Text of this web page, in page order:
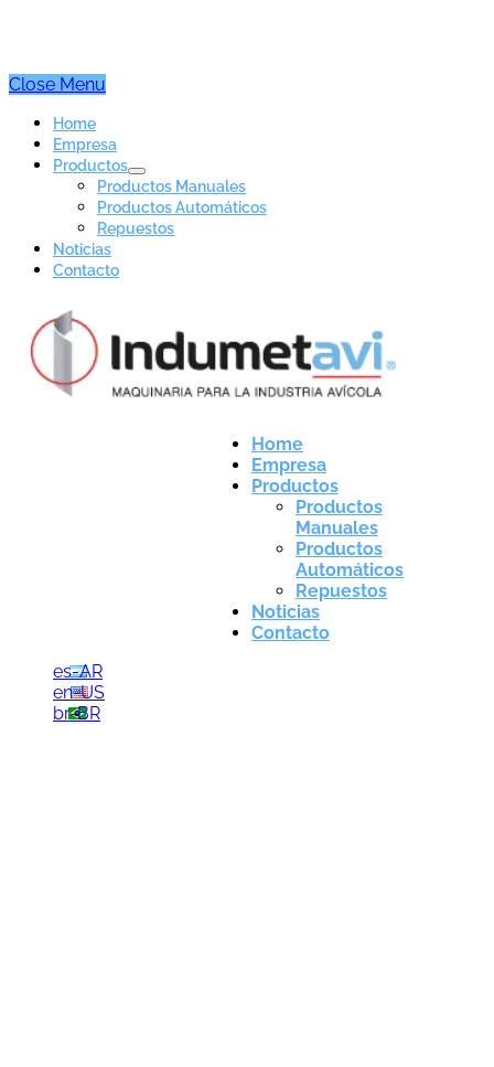
Close Menu
Home
Empresa
Productos
Productos Manuales
Productos Automáticos
Repuestos
Noticias
Contacto
Home
Empresa
Productos
Productos
Manuales
Productos
Automáticos
Repuestos
Noticias
Contacto
es-AR
en-US
br-BR